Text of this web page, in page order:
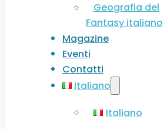
Geografia del
Fantasy italiano
Magazine
Eventi
Contatti
Italiano
Italiano